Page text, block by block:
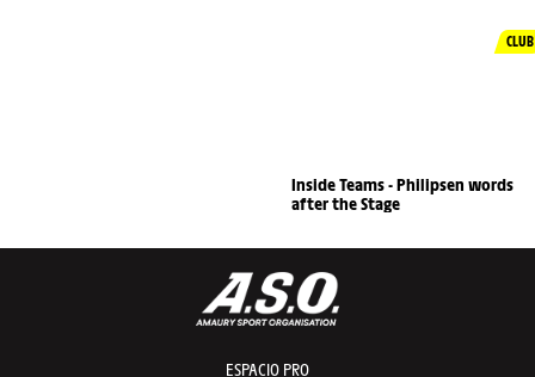
CLUB
Inside Teams - Philipsen words
after the Stage
ESPACIO PRO